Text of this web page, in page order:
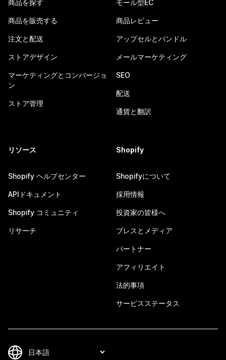
商品を探す
商品を販売する
注文と配送
ストアデザイン
マーケティングとコンバージョ
ン
ストア管理
モール型EC
商品レビュー
アップセルとバンドル
メールマーケティング
SEO
配送
通貨と翻訳
リソース
Shopify ヘルプセンター
APIドキュメント
Shopify コミュニティ
リサーチ
Shopify
Shopifyについて
採用情報
投資家の皆様へ
プレスとメディア
パートナー
アフィリエイト
法的事項
サービスステータス